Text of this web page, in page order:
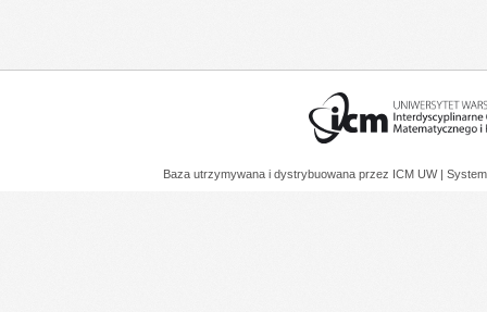
Baza utrzymywana i dystrybuowana przez ICM UW |